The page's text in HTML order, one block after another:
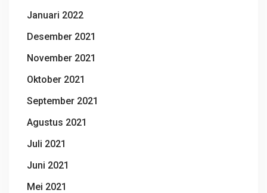
Januari 2022
Desember 2021
November 2021
Oktober 2021
September 2021
Agustus 2021
Juli 2021
Juni 2021
Mei 2021